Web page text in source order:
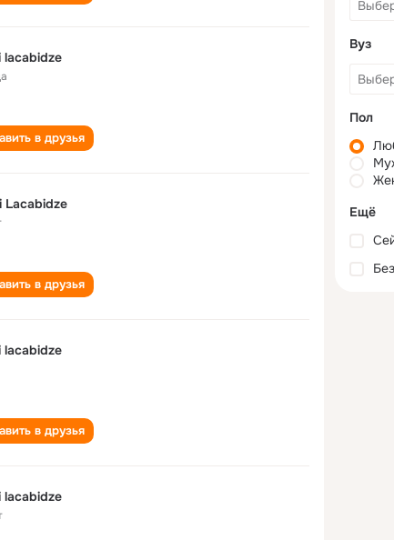
lacabidze
в друзья
Lacabidze
в друзья
lacabidze
в друзья
lacabidze
Вуз
Пол
Ещё